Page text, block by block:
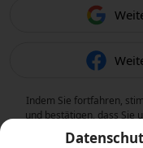
Indem Sie fortfahren,
und bestätigen, dass Sie